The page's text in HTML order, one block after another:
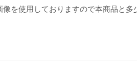
像を使用しておりますので本商品と